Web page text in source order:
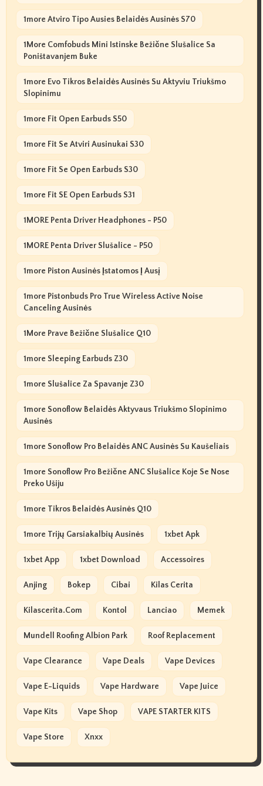
1more Atviro Tipo Ausies Belaidės Ausinės S70
1More Comfobuds Mini Istinske Bežične Slušalice Sa
Poništavanjem Buke
1more Evo Tikros Belaidės Ausinės Su Aktyviu Triukšmo
Slopinimu
1more Fit Open Earbuds S50
1more Fit Se Atviri Ausinukai S30
1more Fit Se Open Earbuds S30
1more Fit SE Open Earbuds S31
1MORE Penta Driver Headphones - P50
1MORE Penta Driver Slušalice - P50
1more Piston Ausinės Įstatomos Į Ausį
1more Pistonbuds Pro True Wireless Active Noise
Canceling Ausinės
1More Prave Bežične Slušalice Q10
1more Sleeping Earbuds Z30
1more Slušalice Za Spavanje Z30
1more Sonoflow Belaidės Aktyvaus Triukšmo Slopinimo
Ausinės
1more Sonoflow Pro Belaidės ANC Ausinės Su Kaušeliais
1more Sonoflow Pro Bežične ANC Slušalice Koje Se Nose
Preko Ušiju
1more Tikros Belaidės Ausinės Q10
1more Trijų Garsiakalbių Ausinės 1xbet Apk
1xbet App 1xbet Download Accessoires
Anjing Bokep Cibai Kilas Cerita
Kilascerita.com Kontol Lanciao Memek
Mundell Roofing Albion Park Roof Replacement
Vape Clearance Vape Deals Vape Devices
Vape E-Liquids Vape Hardware Vape Juice
Vape Kits Vape Shop VAPE STARTER KITS
Vape Store Xnxx